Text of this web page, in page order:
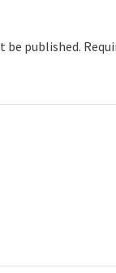
be published.